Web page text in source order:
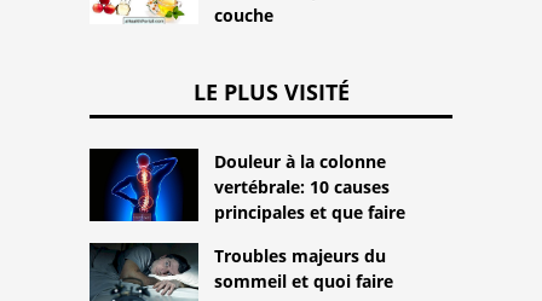
couche
LE PLUS VISITÉ
Douleur à la colonne
vertébrale: 10 causes
principales et que faire
Troubles majeurs du
sommeil et quoi faire